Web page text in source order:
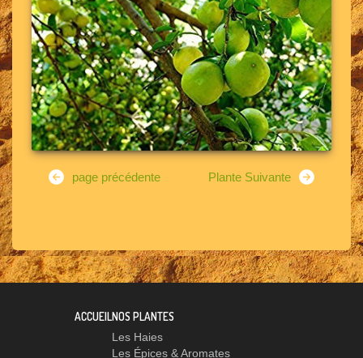
page précédente Plante Suivante
ACCUEILNOS PLANTES
Les Haies
Les Épices & Aromates